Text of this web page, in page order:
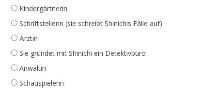
Kindergärtnerin
Schriftstellerin (sie schreibt Shinichis Fälle auf)
Ärztin
Sie gründet mit Shinichi ein Detektivbüro
Anwältin
Schauspielerin